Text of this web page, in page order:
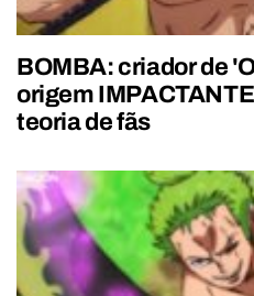
BOMBA: criador de
origem
teoria de fãs